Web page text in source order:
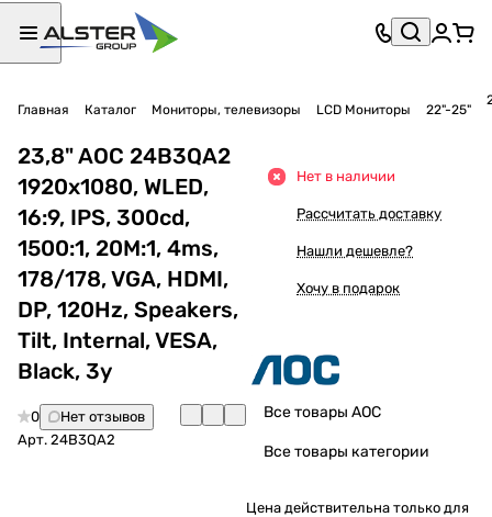
Главная Каталог Мониторы, телевизоры LCD Мониторы 22"-25"
23,8" AOC 24B3QA2
1920х1080, WLED,
16:9, IPS, 300cd,
1500:1, 20M:1, 4ms,
178/178, VGA, HDMI,
DP, 120Hz, Speakers,
Tilt, Internal, VESA,
Black, 3y
0
Нет отзывов
Арт. 24B3QA2
Нет в наличии
Рассчитать доставку
Нашли дешевле?
Хочу в подарок
Все товары AOC
Все товары категории
Цена действительна только для